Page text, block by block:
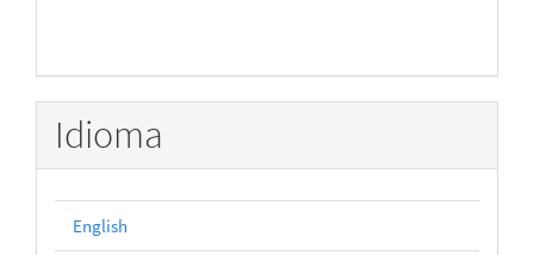
Idioma
English